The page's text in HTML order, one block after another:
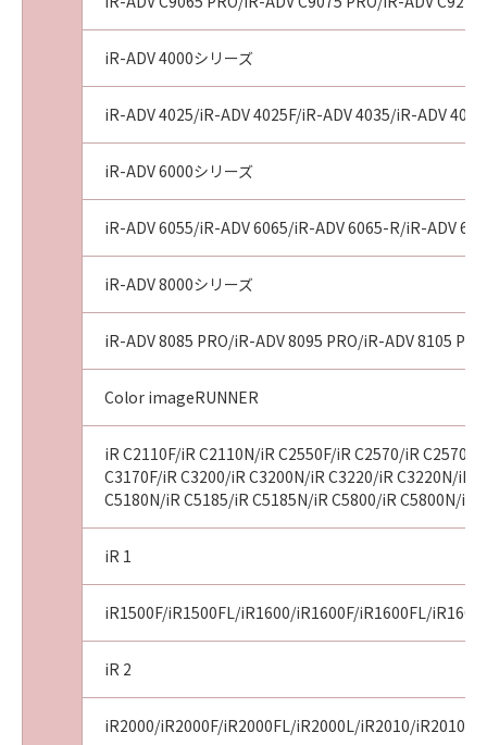
ANY OTHER COMMUNICATIONS BETWEEN
YOU AND CANON RELATING TO THE
SUBJECT MATTER HEREOF. NO AMENDMENT
TO THIS AGREEMENT SHALL BE EFFECTIVE
UNLESS SIGNED BY A DULY AUTHORISED
REPRESENTATIVE OF CANON.
Should you have any questions concerning
Canon for any reason, please write to Canon's
sales subsidiary or distributor/dealer, serving
the country where you obtained the
Products.
No.022915
iR-ADV 4000シリーズ
iR-ADV 4025/iR-ADV 4025F/iR-ADV 4035/iR-ADV
iR-ADV 6000シリーズ
iR-ADV 6055/iR-ADV 6065/iR-ADV 6065-R/iR-ADV
iR-ADV 8000シリーズ
iR-ADV 8085 PRO/iR-ADV 8095 PRO/iR-ADV 8105
Color imageRUNNER
iR C2110F/iR C2110N/iR C2550F/iR C2570/iR
C3170F/iR C3200/iR C3200N/iR C3220/iR C3220N/iR
C5180N/iR C5185/iR C5185N/iR C5800/iR C5800N/
iR 1
iR1500F/iR1500FL/iR1600/iR1600F/iR1600FL/
iR 2
iR2000/iR2000F/iR2000FL/iR2000L/iR2010/